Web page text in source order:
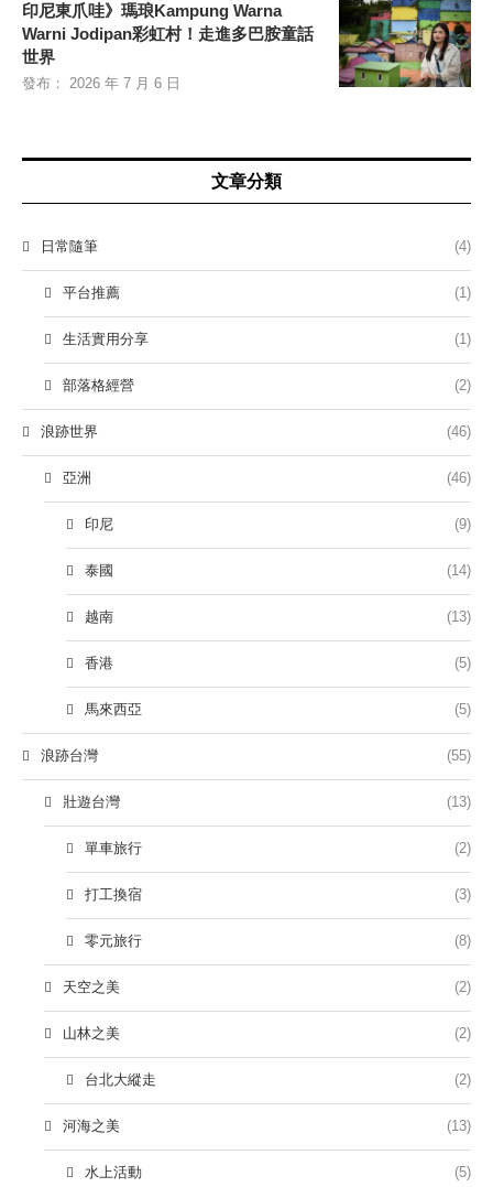
印尼東爪哇》瑪琅Kampung Warna
Warni Jodipan彩虹村！走進多巴胺童話
世界
發布： 2026 年 7 月 6 日
文章分類
日常隨筆 (4)
平台推薦 (1)
生活實用分享 (1)
部落格經營 (2)
浪跡世界 (46)
亞洲 (46)
印尼 (9)
泰國 (14)
越南 (13)
香港 (5)
馬來西亞 (5)
浪跡台灣 (55)
壯遊台灣 (13)
單車旅行 (2)
打工換宿 (3)
零元旅行 (8)
天空之美 (2)
山林之美 (2)
台北大縱走 (2)
河海之美 (13)
水上活動 (5)